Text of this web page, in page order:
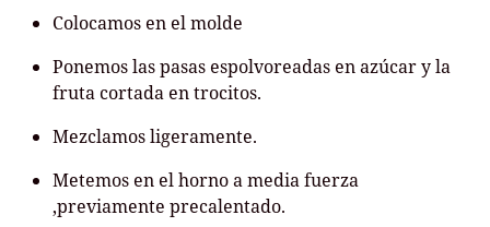
Colocamos en el molde
Ponemos las pasas espolvoreadas en azúcar y la
fruta cortada en trocitos.
Mezclamos ligeramente.
Metemos en el horno a media fuerza
,previamente precalentado.